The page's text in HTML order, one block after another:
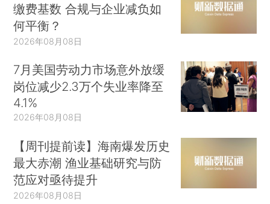
缴费基数 合规与企业减负如
何平衡？
2026年08月08日
7月美国劳动力市场意外放缓
岗位减少2.3万个失业率降至
4.1%
2026年08月08日
【周刊提前读】海南爆发历史
最大赤潮 渔业基础研究与防
范应对亟待提升
2026年08月08日